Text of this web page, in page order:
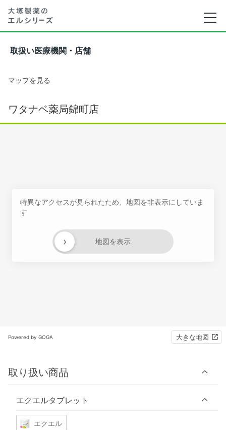
取扱い医療機関・店舗
マップを見る
ワタナベ薬局錦町店
特異なアクセスが見られたため、地図を非表示にしていま
す
地図を表示
›
Powered by GOGA 大きな地図
取り扱い商品
エクエルタブレット
エクエル